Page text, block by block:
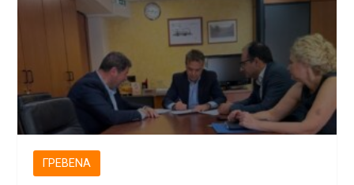
ΓΡΕΒΕΝΆ